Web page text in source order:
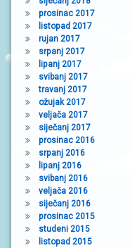
prosinac 2017
listopad 2017
rujan 2017
srpanj 2017
lipanj 2017
svibanj 2017
travanj 2017
ožujak 2017
veljača 2017
siječanj 2017
prosinac 2016
srpanj 2016
lipanj 2016
svibanj 2016
veljača 2016
siječanj 2016
prosinac 2015
studeni 2015
listopad 2015